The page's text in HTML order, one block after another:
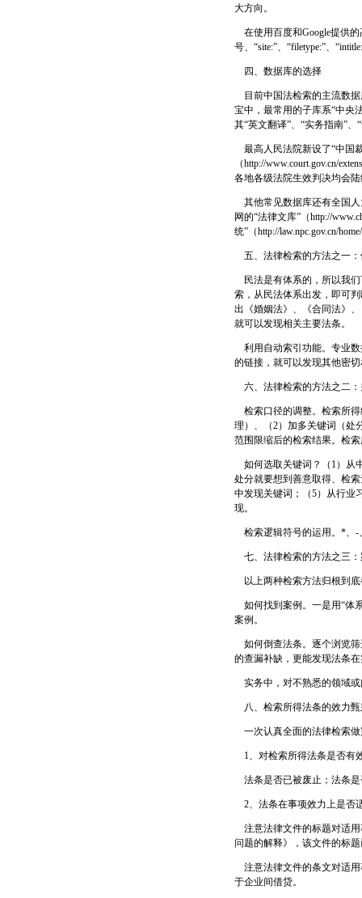
大方向。
在使用百度和Google提供的
号、“site:”、“filetype:”、
四、数据库的选择
目前中国法检索的主流数据
宝中，最常用的子库系“中央
其“英文翻译”、“实务指南”
最高人民法院新设了“中国
（http://www.court.gov.cn/
各地各级法院生效判决均会
其他常见数据库还有全国人
网的“法律文库”（http://
统”（http://law.npc.gov.cn/
五、法律检索的方法之一：
民法是有体系的，所以我们
索，从民法体系出发，即可
出《婚姻法》、《合同法》
就可以发现相关主要法条。
利用自动索引功能。专业数
的链接，就可以发现其他密
六、法律检索的方法之二：
检索口径的调整。检索所
理）、（2）加多关键词（处
范围限缩后的检索结果。检
如何选取关键词？（1）从
处分就要想到善意取得、检
中发现关键词；（5）从行业
现。
检索逻辑符号的运用。*、-
七、法律检索的方法之三：
以上两种检索方法归根到底
如何找到案例。一是用“体
案例。
如何倒查法条。逐个浏览
的查漏补缺，更能发现法条
实务中，对不熟悉的领域或
八、检索所得法条的效力甄
一次认真全面的法律检索做
1、对检索所得法条是否有
法条是否已被废止；法条是
2、法条在事项效力上是否
注意法律文件的标题对适用
问题的解释》，该文件的标
注意法律文件的条文对适用
于企业间借贷。